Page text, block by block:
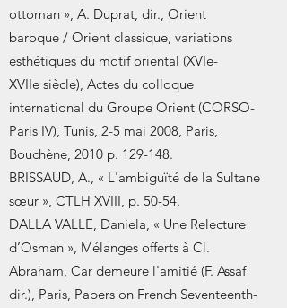
ottoman », A. Duprat, dir., Orient
baroque / Orient classique, variations
esthétiques du motif oriental (XVIe-
XVIIe siècle), Actes du colloque
international du Groupe Orient (CORSO-
Paris IV), Tunis, 2-5 mai 2008, Paris,
Bouchène, 2010 p. 129-148.
BRISSAUD, A., « L'ambiguïté de la Sultane
sœur », CTLH XVIII, p. 50-54.
DALLA VALLE, Daniela, « Une Relecture
d’Osman », Mélanges offerts à Cl.
Abraham, Car demeure l'amitié (F. Assaf
dir.), Paris, Papers on French Seventeenth-